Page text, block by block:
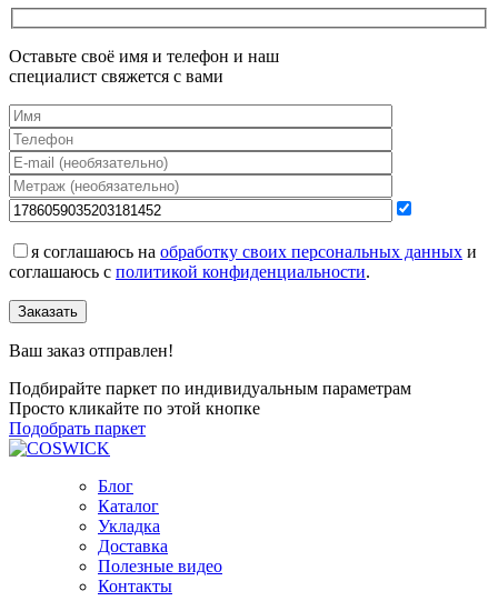
Оставьте своё имя и телефон и наш
специалист свяжется с вами
я соглашаюсь на обработку своих персональных данных и
соглашаюсь с политикой конфиденциальности.
Заказать
Ваш заказ отправлен!
Подбирайте паркет по индивидуальным параметрам
Просто кликайте по этой кнопке
Подобрать паркет
Блог
Каталог
Укладка
Доставка
Полезные видео
Контакты